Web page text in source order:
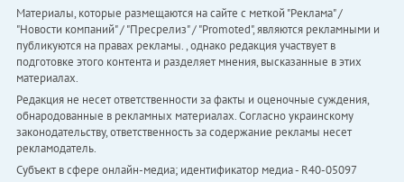
Материалы, которые размещаются на сайте с меткой "Реклама" /
"Новости компаний" / "Пресрелиз" / "Promoted", являются рекламными и
публикуются на правах рекламы. , однако редакция участвует в
подготовке этого контента и разделяет мнения, высказанные в этих
материалах.
Редакция не несет ответственности за факты и оценочные суждения,
обнародованные в рекламных материалах. Согласно украинскому
законодательству, ответственность за содержание рекламы несет
рекламодатель.
Субъект в сфере онлайн-медиа; идентификатор медиа - R40-05097